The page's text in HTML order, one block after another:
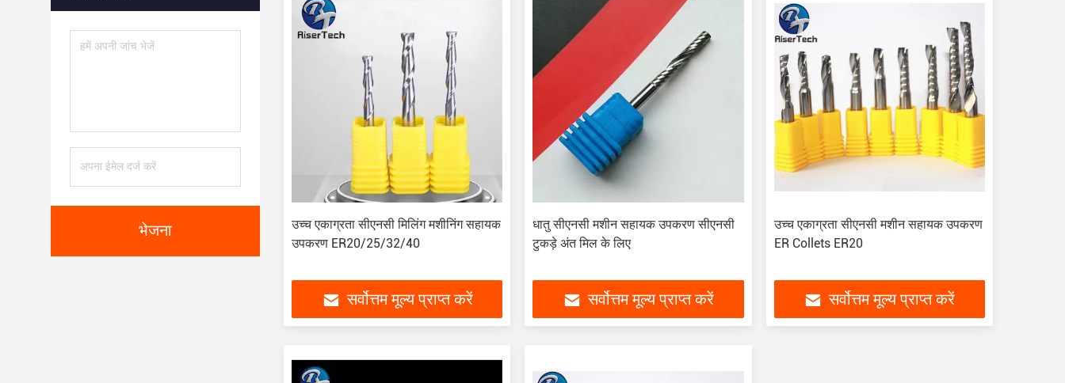
भेजना
उच्च एकाग्रता सीएनसी मिलिंग मशीनिंग सहायक
उपकरण ER20/25/32/40
सर्वोत्तम मूल्य प्राप्त करें
धातु सीएनसी मशीन सहायक उपकरण सीएनसी
टुकड़े अंत मिल के लिए
सर्वोत्तम मूल्य प्राप्त करें
उच्च एकाग्रता सीएनसी मशीन सहायक उपकरण
ER Collets ER20
सर्वोत्तम मूल्य प्राप्त करें